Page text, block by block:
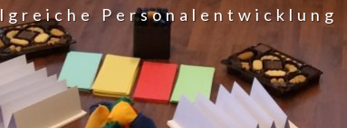
Personalentwicklung